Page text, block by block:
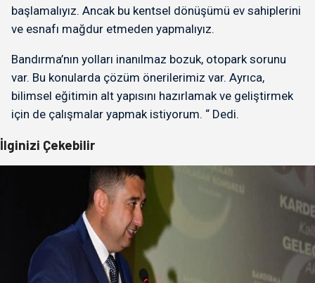
başlamalıyız. Ancak bu kentsel dönüşümü ev sahiplerini
ve esnafı mağdur etmeden yapmalıyız.
Bandırma’nın yolları inanılmaz bozuk, otopark sorunu
var. Bu konularda çözüm önerilerimiz var. Ayrıca,
bilimsel eğitimin alt yapısını hazırlamak ve geliştirmek
için de çalışmalar yapmak istiyorum. “ Dedi.
İlginizi Çekebilir